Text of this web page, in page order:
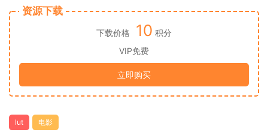
资源下载
下载价格 10 积分
VIP免费
立即购买
lut 电影